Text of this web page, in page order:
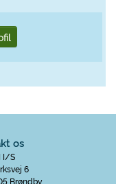
os
I/S
6
Brøndby